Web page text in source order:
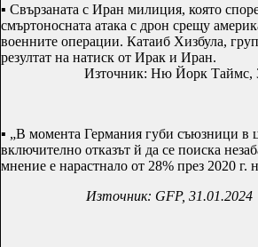
▪ Свързаната с Иран милиция, която
смъртоносната атака с дрон срещу
военните операции. Катаиб Хизбула,
резултат на натиск от Ирак и Иран.
Източник: Ню Йорк Таймс,
▪ „В момента Германия губи съюзници в
включително отказът й да се поиска
мнение е нарастнало от 28% през 2020 г.
Източник: GFP, 31.01.2024